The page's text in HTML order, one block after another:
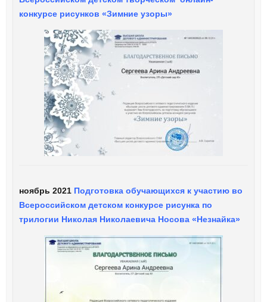
конкурсе рисунков «Зимние узоры»
ноябрь 2021 Подготовка обучающихся к участию во
Всероссийском детском конкурсе рисунка по
трилогии Николая Николаевича Носова «Незнайка»